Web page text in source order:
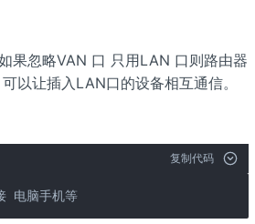
果忽略VAN 口 只用LAN 口则路由器
以让插入LAN口的设备相互通信。
复制代码
电脑手机等